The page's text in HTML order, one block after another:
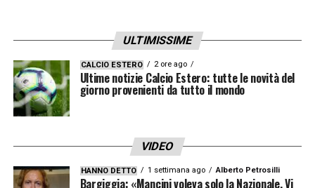
ULTIMISSIME
CALCIO ESTERO 2 ore ago
Ultime notizie Calcio Estero: tutte le novità del
giorno provenienti da tutto il mondo
VIDEO
HANNO DETTO 1 settimana ago Alberto Petrosilli
Bargiggia: «Mancini voleva solo la Nazionale. Vi